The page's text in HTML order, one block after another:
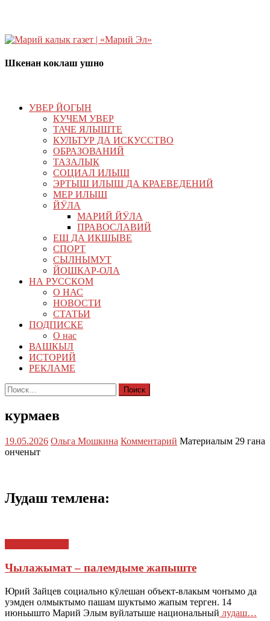
Шкенан коклаш ушно
УВЕР ЙОГЫН
КУЧЕМ УВЕР
ТАЧЕ ЯЛЫШТЕ
КУЛЬТУР ДА ИСКУССТВО
ОБРАЗОВАНИЙ
ТАЗАЛЫК
СОЦИАЛ ИЛЫШ
ЭРТЫШ ИЛЫШ ДА КРАЕВЕДЕНИЙ
МЕР ИЛЫШ
ЙӰЛА
МАРИЙ ЙӰЛА
ПРАВОСЛАВИЙ
ЕШ ДА ИКШЫВЕ
СПОРТ
СЫЛНЫМУТ
ЙОШКАР-ОЛА
НА РУССКОМ
О НАС
НОВОСТИ
СТАТЬИ
ПОДПИСКЕ
О нас
ВАШКЫЛ
ИСТОРИЙ
РЕКЛАМЕ
Найти:
курмаев
19.05.2026 Ольга Мошкина Комментарий Материалым 29 гана
онченыт
Лудаш темлена:
Чылажымат – палемдыме жапыште
Юрий Зайцев социально кӱлешан объект-влакым чоҥымо да
уэмден олмыктымо пашам шуктымо жапым терген. 14
июньышто Марий Элым вуйлатыше национальный лудаш…